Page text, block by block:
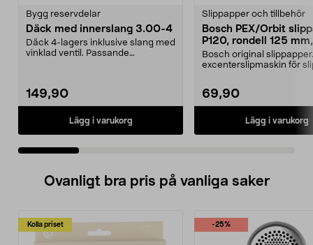
Bygg reservdelar
Däck med innerslang 3.00-4
Däck 4-lagers inklusive slang med
vinklad ventil. Passande
149,90
Lägg i varukorg
Slippapper och tillbehör
Bosch PEX/Orbit
P120, rondell 125
pack
Bosch original
excenterslipmaskin för
69,90
Lägg i varukorg
Ovanligt bra pris på vanliga saker
Kolla priset -25%